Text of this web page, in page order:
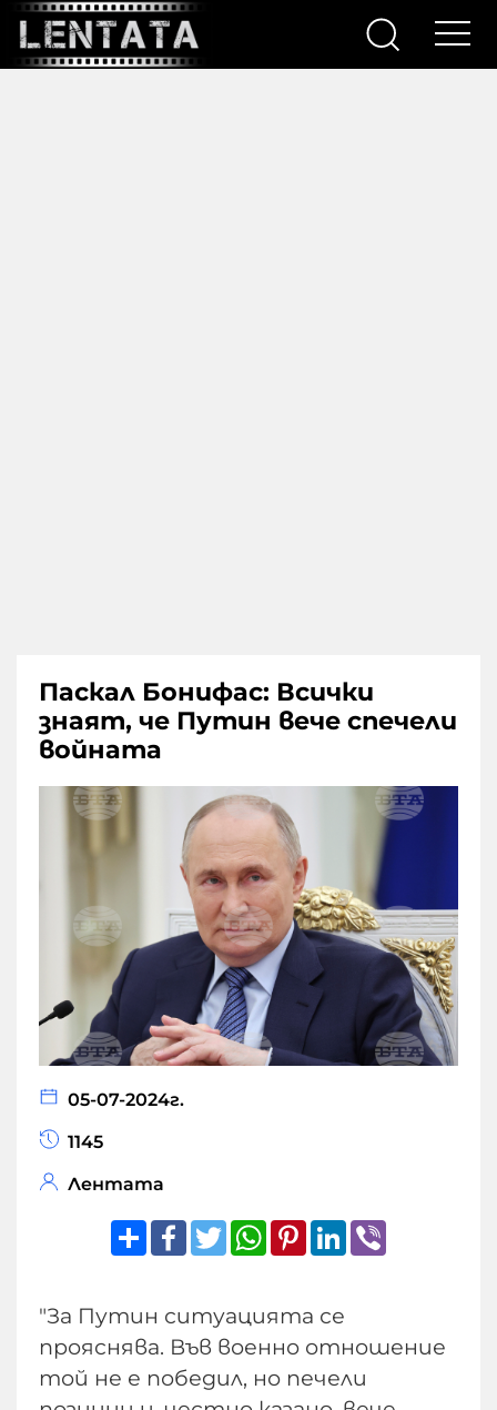
Паскал Бонифас: Всички
знаят, че Путин вече спечели
войната
05-07-2024г.
1145
Лентата
ShareFacebook
TwitterWhatsApp
Pinterest
LinkedIn
"За Путин ситуацията се
прояснява. Във военно отношение
той не е победил, но печели